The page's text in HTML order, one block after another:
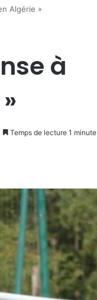
Algérie »
à
Temps de lecture 1 minute